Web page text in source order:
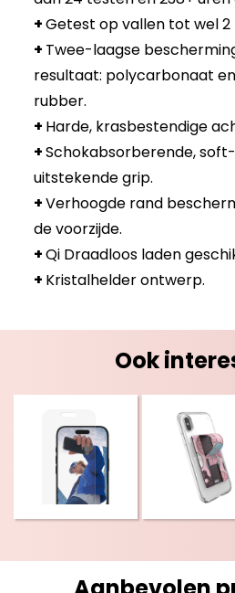
+Getest op vallen tot wel 2
+ Twee-laagse
resultaat: polycarbonaat
rubber.
+ Harde, krasbestendige
+Schokabsorberende,
uitstekende grip.
+Verhoogde rand
de voorzijde.
+Qi Draadloos laden
+ Kristalhelder ontwerp.
Ook